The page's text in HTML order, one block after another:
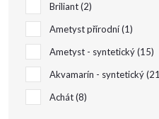
Briliant 2
Ametyst přírodní 1
Ametyst - syntetický 15
Akvamarín - syntetický 21
Achát 8